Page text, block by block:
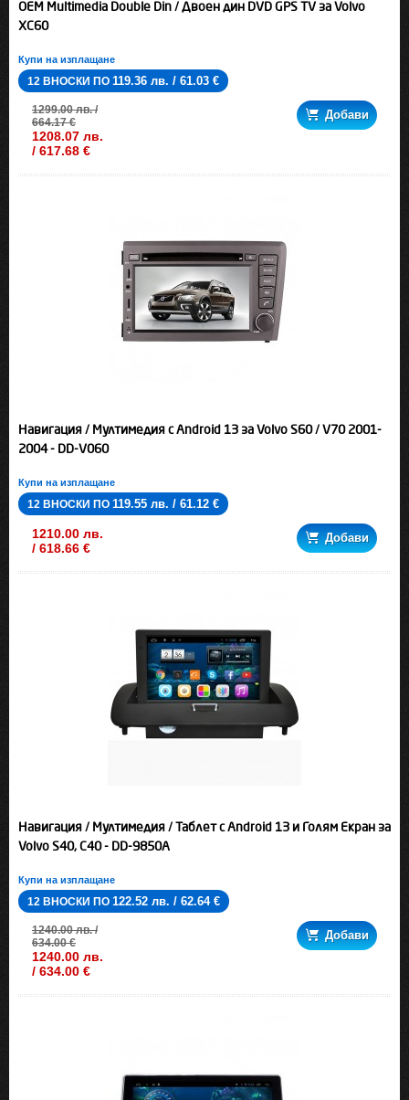
OEM Multimedia Double Din / Двоен дин DVD GPS TV за Volvo
XC60
Купи на изплащане
12 ВНОСКИ ПО 119.36 лв. / 61.03 €
1299.00 лв. /
664.17 €
1208.07 лв.
/ 617.68 €
Добави
Навигация / Мултимедия с Android 13 за Volvo S60 / V70 2001-
2004 - DD-V060
Купи на изплащане
12 ВНОСКИ ПО 119.55 лв. / 61.12 €
1210.00 лв.
/ 618.66 €
Добави
Навигация / Мултимедия / Таблет с Android 13 и Голям Екран за
Volvo S40, C40 - DD-9850A
Купи на изплащане
12 ВНОСКИ ПО 122.52 лв. / 62.64 €
1240.00 лв. /
634.00 €
1240.00 лв.
/ 634.00 €
Добави